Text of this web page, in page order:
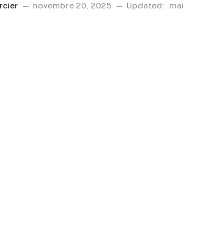
novembre 20, 2025 Updated:
mai